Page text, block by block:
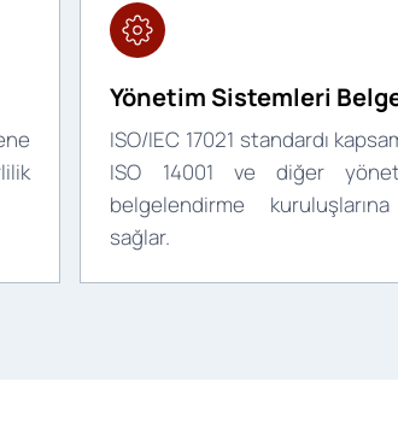
Yönetim Sistemleri
ISO/IEC 17021 standardı
ISO 14001 ve diğer
belgelendirme
sağlar.